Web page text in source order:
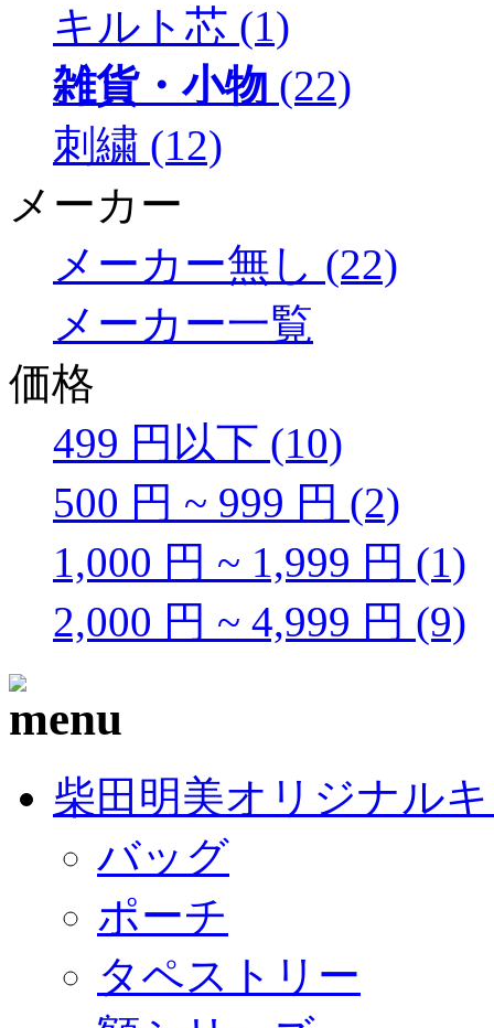
キルト芯 (1)
雑貨・小物 (22)
刺繍 (12)
メーカー
メーカー無し (22)
メーカー一覧
価格
499 円以下 (10)
500 円 ~ 999 円 (2)
1,000 円 ~ 1,999 円 (1)
2,000 円 ~ 4,999 円 (9)
柴田明美オリジナル
バッグ
ポーチ
タペストリー